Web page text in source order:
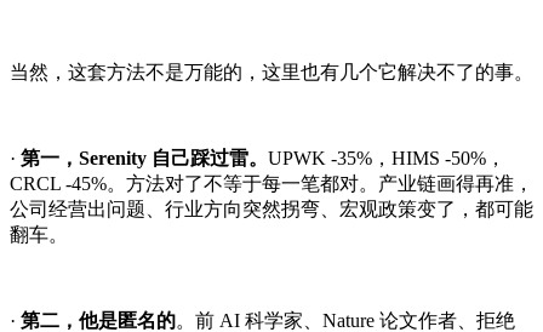
当然，这套方法不是万能的，这里也有几个它解决不了的事。
· 第一，Serenity 自己踩过雷。 UPWK -35%，HIMS -50%，
CRCL -45%。方法对了不等于每一笔都对。产业链画得再准，
公司经营出问题、行业方向突然拐弯、宏观政策变了，都可能
翻车。
· 第二，他是匿名的。前 AI 科学家、Nature 论文作者、拒绝